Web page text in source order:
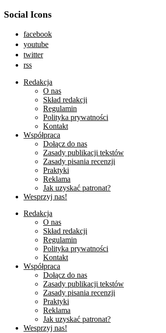
Social Icons
facebook
youtube
twitter
rss
Redakcja
O nas
Skład redakcji
Regulamin
Polityka prywatności
Kontakt
Współpraca
Dołącz do nas
Zasady publikacji tekstów
Zasady pisania recenzji
Praktyki
Reklama
Jak uzyskać patronat?
Wesprzyj nas!
Redakcja
O nas
Skład redakcji
Regulamin
Polityka prywatności
Kontakt
Współpraca
Dołącz do nas
Zasady publikacji tekstów
Zasady pisania recenzji
Praktyki
Reklama
Jak uzyskać patronat?
Wesprzyj nas!